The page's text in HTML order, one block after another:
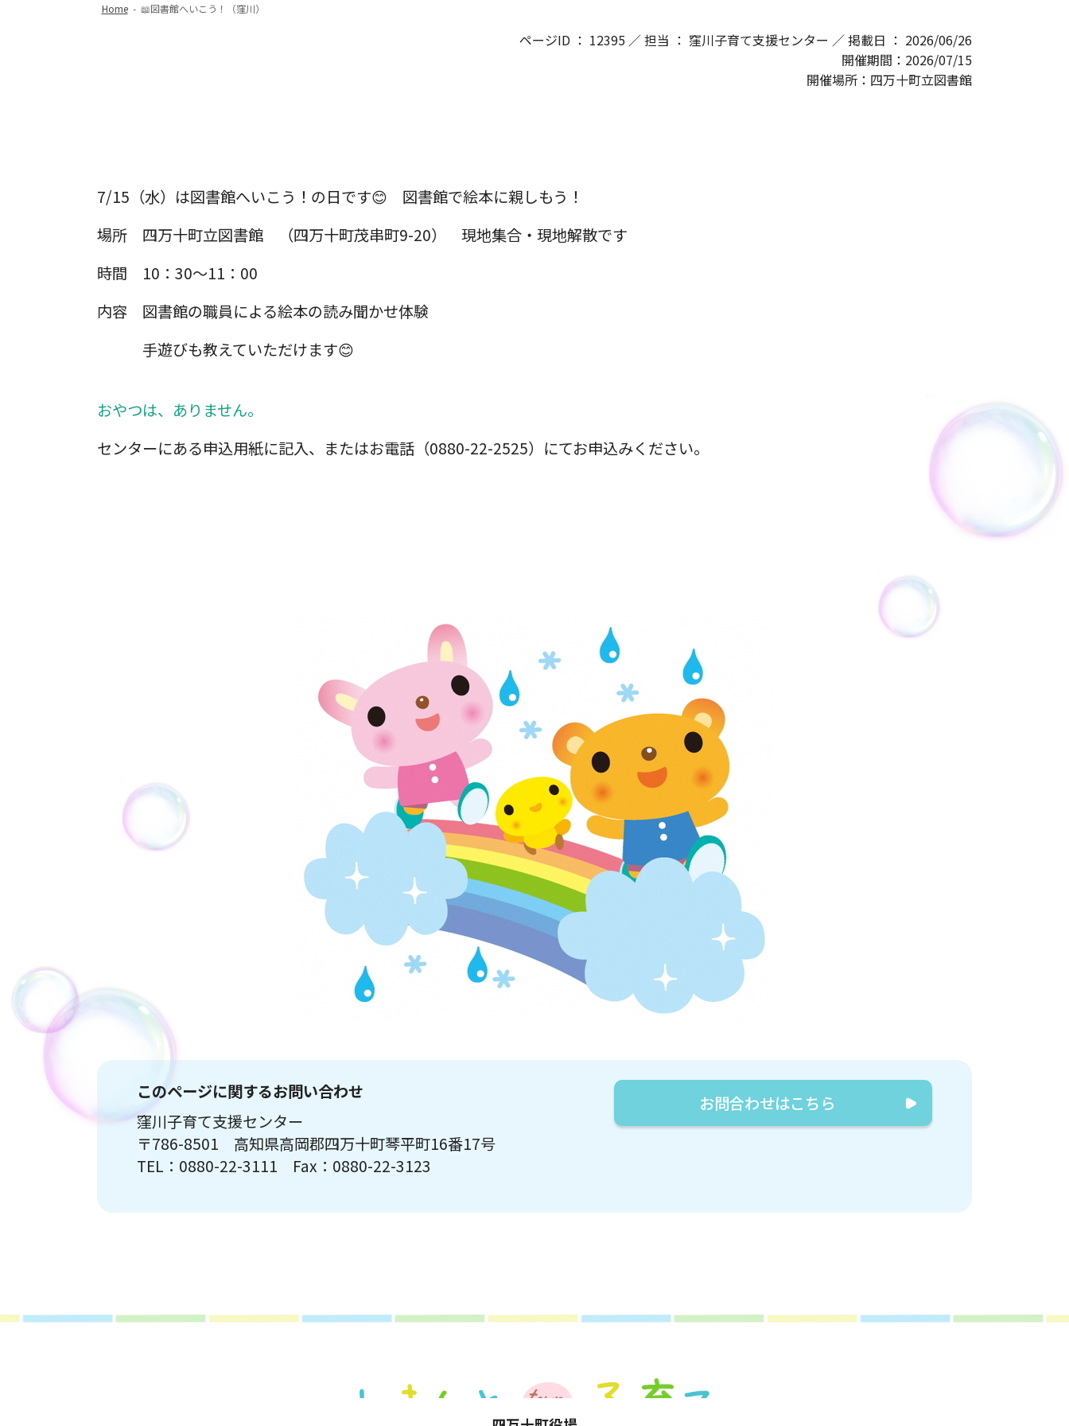
Home- 📖図書館へいこう！（窪川）
ページID ： 12395 ／ 担当 ： 窪川子育て支援センター ／ 掲載日 ： 2026/06/26
開催期間：2026/07/15
開催場所：四万十町立図書館
7/15（水）は図書館へいこう！の日です😊 図書館で絵本に親しもう！
場所 四万十町立図書館 （四万十町茂串町9-20） 現地集合・現地解散です
時間 10：30～11：00
内容 図書館の職員による絵本の読み聞かせ体験
手遊びも教えていただけます😊
おやつは、ありません。
センターにある申込用紙に記入、またはお電話（0880-22-2525）にてお申込みください。
このページに関するお問い合わせ
窪川子育て支援センター
〒786-8501 高知県高岡郡四万十町琴平町16番17号
TEL：0880-22-3111 Fax：0880-22-3123
お問合わせはこちら